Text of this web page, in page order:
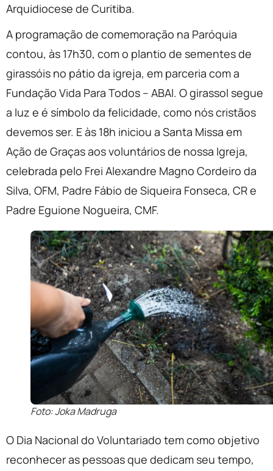
Arquidiocese de Curitiba.
A programação de comemoração na Paróquia
contou, às 17h30, com o plantio de sementes de
girassóis no pátio da igreja, em parceria com a
Fundação Vida Para Todos – ABAI. O girassol segue
a luz e é símbolo da felicidade, como nós cristãos
devemos ser. E às 18h iniciou a Santa Missa em
Ação de Graças aos voluntários de nossa Igreja,
celebrada pelo Frei Alexandre Magno Cordeiro da
Silva, OFM, Padre Fábio de Siqueira Fonseca, CR e
Padre Eguione Nogueira, CMF.
Foto: Joka Madruga
O Dia Nacional do Voluntariado tem como objetivo
reconhecer as pessoas que dedicam seu tempo,